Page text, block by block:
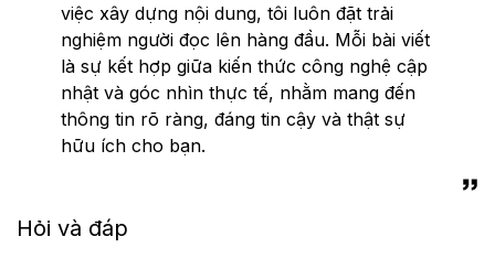
việc xây dựng nội dung, tôi luôn đặt trải
nghiệm người đọc lên hàng đầu. Mỗi bài viết
là sự kết hợp giữa kiến thức công nghệ cập
nhật và góc nhìn thực tế, nhằm mang đến
thông tin rõ ràng, đáng tin cậy và thật sự
hữu ích cho bạn.
Hỏi và đáp